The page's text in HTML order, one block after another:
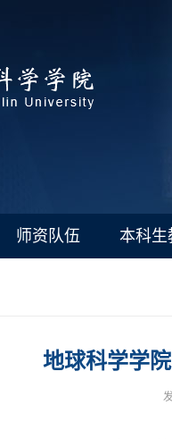
师资队伍 本科生
地球科学学